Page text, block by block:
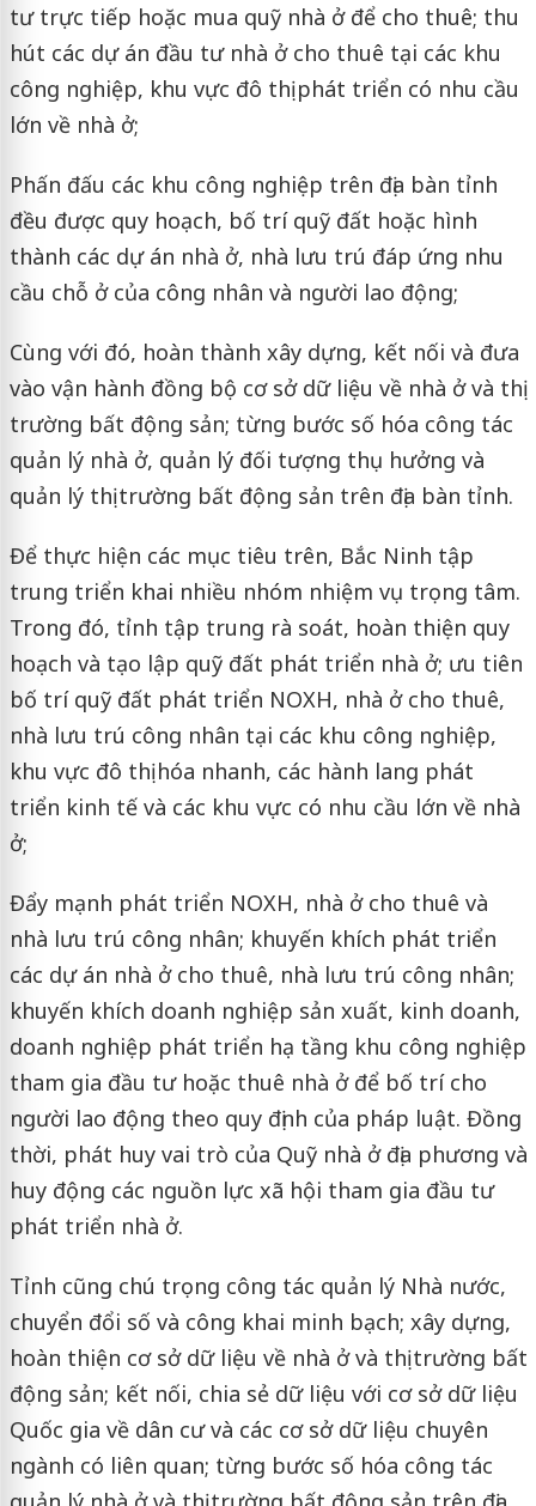
tư trực tiếp hoặc mua quỹ nhà ở để cho thuê; thu
hút các dự án đầu tư nhà ở cho thuê tại các khu
công nghiệp, khu vực đô thị phát triển có nhu cầu
lớn về nhà ở;
Phấn đấu các khu công nghiệp trên địa bàn tỉnh
đều được quy hoạch, bố trí quỹ đất hoặc hình
thành các dự án nhà ở, nhà lưu trú đáp ứng nhu
cầu chỗ ở của công nhân và người lao động;
Cùng với đó, hoàn thành xây dựng, kết nối và đưa
vào vận hành đồng bộ cơ sở dữ liệu về nhà ở và thị
trường bất động sản; từng bước số hóa công tác
quản lý nhà ở, quản lý đối tượng thụ hưởng và
quản lý thị trường bất động sản trên địa bàn tỉnh.
Để thực hiện các mục tiêu trên, Bắc Ninh tập
trung triển khai nhiều nhóm nhiệm vụ trọng tâm.
Trong đó, tỉnh tập trung rà soát, hoàn thiện quy
hoạch và tạo lập quỹ đất phát triển nhà ở; ưu tiên
bố trí quỹ đất phát triển NOXH, nhà ở cho thuê,
nhà lưu trú công nhân tại các khu công nghiệp,
khu vực đô thị hóa nhanh, các hành lang phát
triển kinh tế và các khu vực có nhu cầu lớn về nhà
ở;
Đẩy mạnh phát triển NOXH, nhà ở cho thuê và
nhà lưu trú công nhân; khuyến khích phát triển
các dự án nhà ở cho thuê, nhà lưu trú công nhân;
khuyến khích doanh nghiệp sản xuất, kinh doanh,
doanh nghiệp phát triển hạ tầng khu công nghiệp
tham gia đầu tư hoặc thuê nhà ở để bố trí cho
người lao động theo quy định của pháp luật. Đồng
thời, phát huy vai trò của Quỹ nhà ở địa phương và
huy động các nguồn lực xã hội tham gia đầu tư
phát triển nhà ở.
Tỉnh cũng chú trọng công tác quản lý Nhà nước,
chuyển đổi số và công khai minh bạch; xây dựng,
hoàn thiện cơ sở dữ liệu về nhà ở và thị trường bất
động sản; kết nối, chia sẻ dữ liệu với cơ sở dữ liệu
Quốc gia về dân cư và các cơ sở dữ liệu chuyên
ngành có liên quan; từng bước số hóa công tác